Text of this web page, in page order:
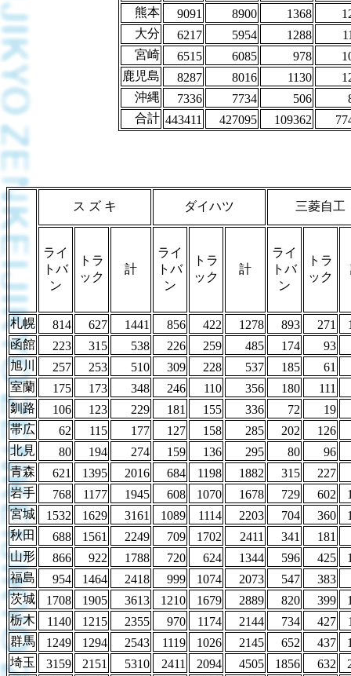
熊本
9091 8900 1368
大分
6217 5954 1288
宮崎
6515 6085 978
鹿児島
8287 8016 1130
沖縄
7336 7734 506
合計 443411 427095 109362
ス ズ キ ダイハツ 三菱自工
ライ
トバ
ン
トラ
ック
計
ライ
トバ
ン
トラ
ック
計
ライ
トバ
ン
トラ
ック
札幌 814 627 1441 856 422 1278 893 271
函館
223 315 538 226 259 485 174
93
旭川
257 253 510 309 228 537 185
61
室蘭
175 173 348 246 110 356 180
111
釧路
106 123 229 181 155 336 72
19
帯広
62 115 177 127 158 285 202
126
北見
80 194 274 159 136 295 80
96
青森
621 1395 2016 684 1198 1882 315
227
岩手
768 1177 1945 608 1070 1678 729 602
宮城
1532 1629 3161 1089 1114 2203 704 360
秋田
688 1561 2249 709 1702 2411 341
181
山形
866 922 1788 720 624 1344 596 425
福島
954 1464 2418 999 1074 2073 547
383
茨城
1708 1905 3613 1210 1679 2889 820 399
栃木
1140 1215 2355 970 1174 2144 734 427
群馬
1249 1294 2543 1119 1026 2145 652 437
埼玉
3159 2151 5310 2411 2094 4505 1856 632